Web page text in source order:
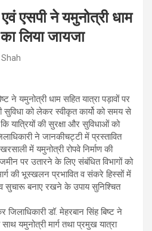
एवं एसपी ने यमुनोत्री धाम
लिया जायजा
ने यमुनोत्री धाम सहित यात्रा पड़ावों पर
सुविधा को लेकर स्वीकृत कार्यो को समय से
यात्रियों की सुरक्षा और सुविधाओं को
ने जानकीचट्टी में प्रस्तावित
में यमुनोत्री रोपवे निर्माण की
पर उतारने के लिए संबंधित विभागों को
की भूस्खलन प्रभावित व संकरे हिस्सों में
व सुचारू बनाए रखने के उपाय सुनिश्चित
जिलाधिकारी डॉ. मेहरबान सिंह बिष्ट ने
यमुनोत्री मार्ग तथा प्रमुख यात्रा